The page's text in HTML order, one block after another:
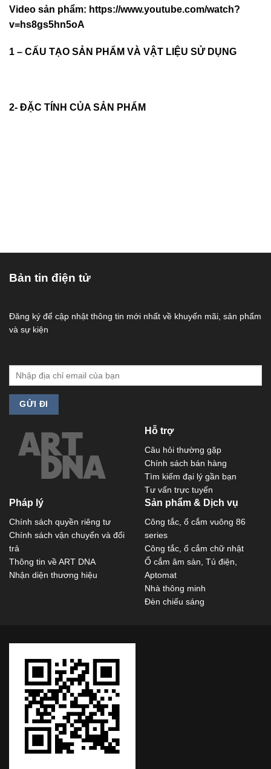
Video sản phẩm: https://www.youtube.com/watch?
v=hs8gs5hn5oA
1 – CẤU TẠO SẢN PHẨM VÀ VẬT LIỆU SỬ DỤNG
2- ĐẶC TÍNH CỦA SẢN PHẨM
Bản tin điện tử
Đăng ký để cập nhật thông tin mới nhất về khuyến mãi, sản phẩm
và sự kiện
Hỗ trợ
Câu hỏi thường gặp
Chính sách bán hàng
Tìm kiếm đại lý gần bạn
Tư vấn trực tuyến
Pháp lý
Chính sách quyền riêng tư
Chính sách vận chuyển và đổi
trả
Thông tin về ART DNA
Nhận diện thương hiệu
Sản phẩm & Dịch vụ
Công tắc, ổ cắm vuông 86
series
Công tắc, ổ cắm chữ nhật
Ổ cắm âm sàn, Tủ điện,
Aptomat
Nhà thông minh
Đèn chiếu sáng